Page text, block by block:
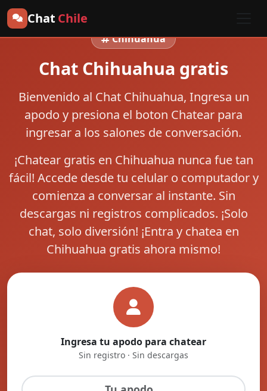
Chat Chile
Chihuahua
Chat Chihuahua gratis
Bienvenido al Chat Chihuahua, Ingresa un
apodo y presiona el boton Chatear para
ingresar a los salones de conversación.
¡Chatear gratis en Chihuahua nunca fue tan
fácil! Accede desde tu celular o computador y
comienza a conversar al instante. Sin
descargas ni registros complicados. ¡Solo
chat, solo diversión! ¡Entra y chatea en
Chihuahua gratis ahora mismo!
Ingresa tu apodo para chatear
Sin registro · Sin descargas